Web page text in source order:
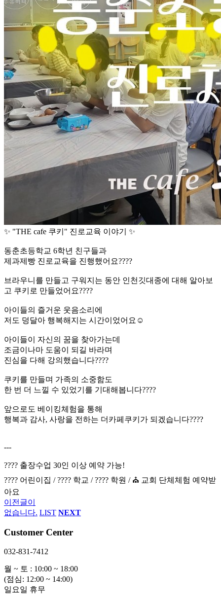
✨ "THE cafe 쿠키" 진로교육 이야기 ✨
동춘초등학교 6학년 친구들과
제과제빵 진로교육을 진행했어요????
브라우니를 만들고 구워지는 동안 인천깃대종에 대해 알아보
고 쿠키로 만들었어요????
아이들의 즐거운 웃음소리에
저도 덩달아 행복해지는 시간이었어요☺️
아이들이 자신의 꿈을 찾아가는데
조금이나마 도움이 되길 바라며
진심을 다해 강의했습니다????
쿠키를 만들며 가족의 소중함도
한 번 더 느낄 수 있었기를 기대해봅니다????
앞으로도 베이킹체험을 통해
행복과 감사, 사랑을 전하는 더카페쿠키가 되겠습니다????
---
???? 출장수업 30인 이상 예약 가능!
???? 어린이집 / ???? 학교 / ???? 학원 / ⛪ 교회 단체체험 예약받
아요
이전글이
없습니다. LIST NEXT
Customer Center
032-831-7412
월 ~ 토 : 10:00 ~ 18:00
(점심: 12:00 ~ 14:00)
일요일 휴무